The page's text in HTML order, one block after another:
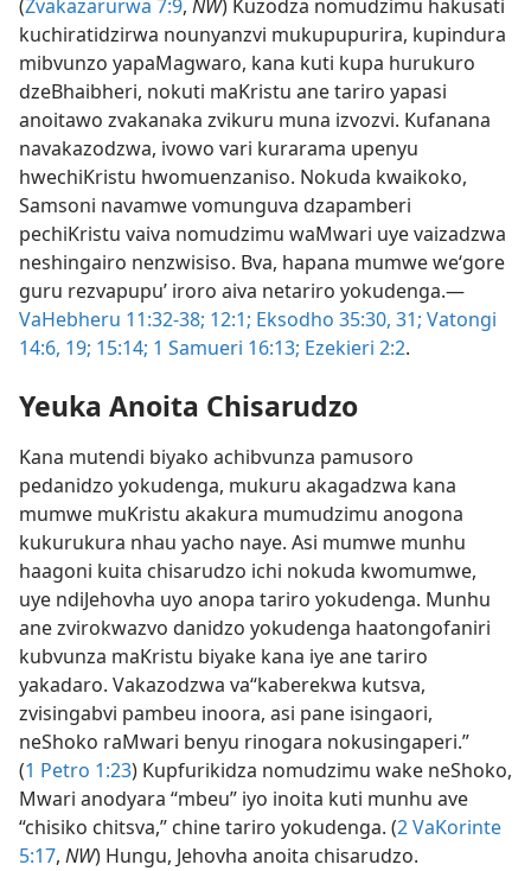
(Zvakazarurwa 7:9, NW) Kuzodza nomudzimu hakusati
kuchiratidzirwa nounyanzvi mukupupurira, kupindura
mibvunzo yapaMagwaro, kana kuti kupa hurukuro
dzeBhaibheri, nokuti maKristu ane tariro yapasi
anoitawo zvakanaka zvikuru muna izvozvi. Kufanana
navakazodzwa, ivowo vari kurarama upenyu
hwechiKristu hwomuenzaniso. Nokuda kwaikoko,
Samsoni navamwe vomunguva dzapamberi
pechiKristu vaiva nomudzimu waMwari uye vaizadzwa
neshingairo nenzwisiso. Bva, hapana mumwe we‘gore
guru rezvapupu’ iroro aiva netariro yokudenga.—
VaHebheru 11:32-38; 12:1; Eksodho 35:30, 31; Vatongi
14:6, 19; 15:14; 1 Samueri 16:13; Ezekieri 2:2.
Yeuka Anoita Chisarudzo
Kana mutendi biyako achibvunza pamusoro
pedanidzo yokudenga, mukuru akagadzwa kana
mumwe muKristu akakura mumudzimu anogona
kukurukura nhau yacho naye. Asi mumwe munhu
haagoni kuita chisarudzo ichi nokuda kwomumwe,
uye ndiJehovha uyo anopa tariro yokudenga. Munhu
ane zvirokwazvo danidzo yokudenga haatongofaniri
kubvunza maKristu biyake kana iye ane tariro
yakadaro. Vakazodzwa va“kaberekwa kutsva,
zvisingabvi pambeu inoora, asi pane isingaori,
neShoko raMwari benyu rinogara nokusingaperi.”
(1 Petro 1:23) Kupfurikidza nomudzimu wake neShoko,
Mwari anodyara “mbeu” iyo inoita kuti munhu ave
“chisiko chitsva,” chine tariro yokudenga. (2 VaKorinte
5:17, NW) Hungu, Jehovha anoita chisarudzo.